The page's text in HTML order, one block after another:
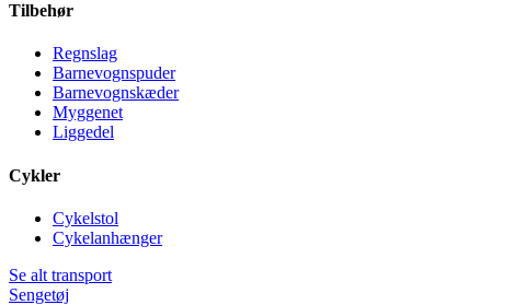
Tilbehør
Regnslag
Barnevognspuder
Barnevognskæder
Myggenet
Liggedel
Cykler
Cykelstol
Cykelanhænger
Se alt transport
Sengetøj